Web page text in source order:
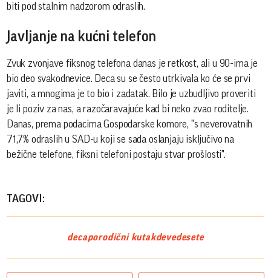
biti pod stalnim nadzorom odraslih.
Javljanje na kućni telefon
Zvuk zvonjave fiksnog telefona danas je retkost, ali u 90-ima je
bio deo svakodnevice. Deca su se često utrkivala ko će se prvi
javiti, a mnogima je to bio i zadatak. Bilo je uzbudljivo proveriti
je li poziv za nas, a razočaravajuće kad bi neko zvao roditelje.
Danas, prema podacima Gospodarske komore, "s neverovatnih
71,7% odraslih u SAD-u koji se sada oslanjaju isključivo na
bežične telefone, fiksni telefoni postaju stvar prošlosti".
TAGOVI:
decaporodični kutakdevedesete